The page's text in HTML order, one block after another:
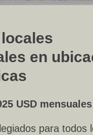
en
USD mensuales
para todos